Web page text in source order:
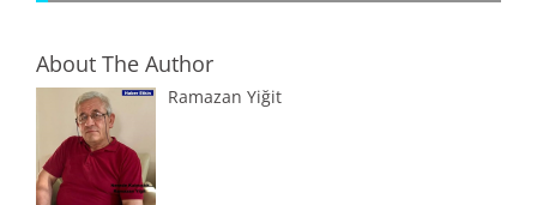
About The Author
Ramazan Yiğit